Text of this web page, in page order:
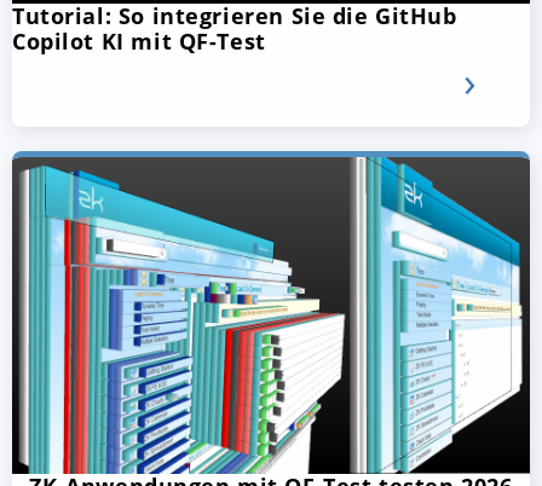
Tutorial: So integrieren Sie die GitHub
Copilot KI mit QF-Test